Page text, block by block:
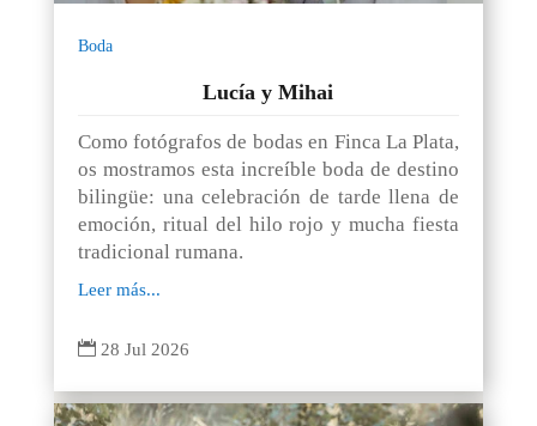
Boda
Lucía y Mihai
Como fotógrafos de bodas en Finca La Plata,
os mostramos esta increíble boda de destino
bilingüe: una celebración de tarde llena de
emoción, ritual del hilo rojo y mucha fiesta
tradicional rumana.
Leer más...
 28 Jul 2026